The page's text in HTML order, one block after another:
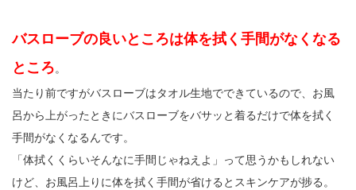
バスローブの良いところは体を拭く手間がなくなる
ところ。
当たり前ですがバスローブはタオル生地でできているので、お風
呂から上がったときにバスローブをバサッと着るだけで体を拭く
手間がなくなるんです。
「体拭くくらいそんなに手間じゃねえよ」って思うかもしれない
けど、お風呂上りに体を拭く手間が省けるとスキンケアが捗る。